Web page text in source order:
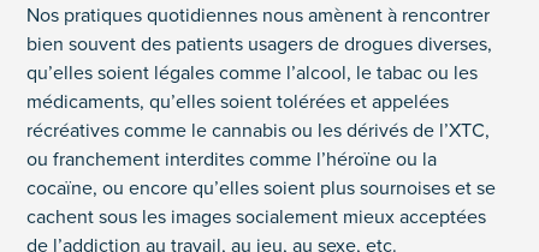
Nos pratiques quotidiennes nous amènent à rencontrer
bien souvent des patients usagers de drogues diverses,
qu’elles soient légales comme l’alcool, le tabac ou les
médicaments, qu’elles soient tolérées et appelées
récréatives comme le cannabis ou les dérivés de l’XTC,
ou franchement interdites comme l’héroïne ou la
cocaïne, ou encore qu’elles soient plus sournoises et se
cachent sous les images socialement mieux acceptées
de l’addiction au travail, au jeu, au sexe, etc.